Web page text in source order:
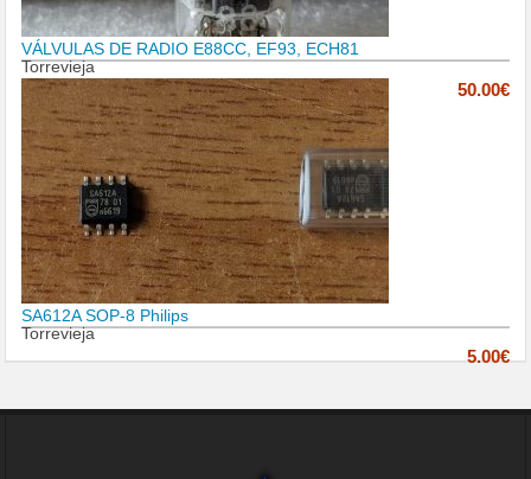
VÁLVULAS DE RADIO E88CC, EF93, ECH81
Torrevieja
50.00€
SA612A SOP-8 Philips
Torrevieja
5.00€